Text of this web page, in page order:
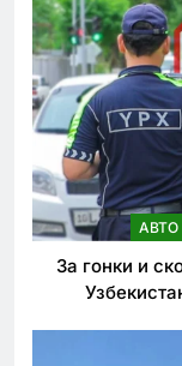
АВТО
За гонки и